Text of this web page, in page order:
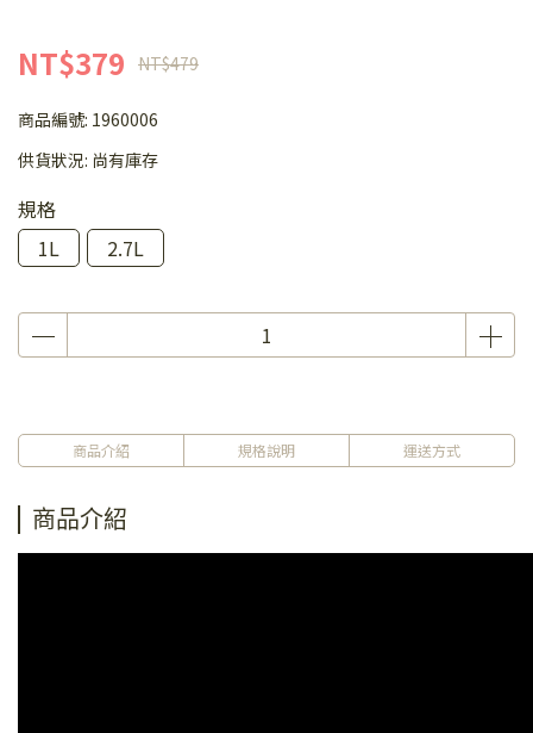
NT$379 NT$479
商品編號: 1960006
供貨狀況: 尚有庫存
規格
1L
2.7L
商品介紹 規格說明 運送方式
商品介紹